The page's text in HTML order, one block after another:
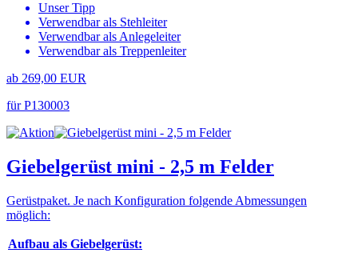
Unser Tipp
Verwendbar als Stehleiter
Verwendbar als Anlegeleiter
Verwendbar als Treppenleiter
ab 269,00 EUR
für P130003
Giebelgerüst mini - 2,5 m Felder
Gerüstpaket. Je nach Konfiguration folgende Abmessungen
möglich:
Aufbau als Giebelgerüst: